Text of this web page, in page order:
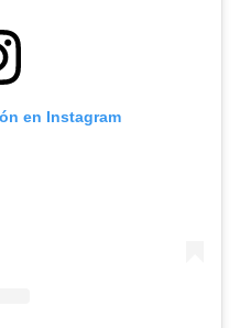
en Instagram